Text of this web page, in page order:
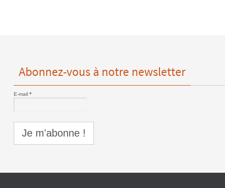
Abonnez-vous à notre newsletter
E-mail *